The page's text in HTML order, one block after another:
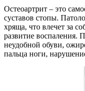
Остеоартрит – это
суставов стопы.
хряща, что влечет за
развитие воспаления.
неудобной обуви,
пальца ноги,